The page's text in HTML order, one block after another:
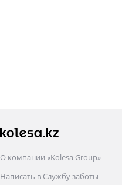
О компании «Kolesa Group»
Написать в Службу заботы